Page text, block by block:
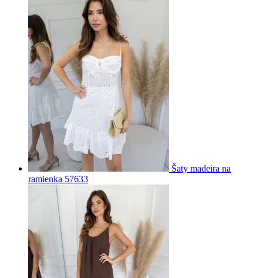
Šaty madeira na
ramienka 57633